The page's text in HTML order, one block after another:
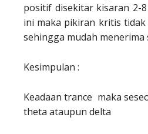
positif disekitar kisaran 2-
ini maka pikiran kritis
sehingga mudah menerima
Kesimpulan :
Keadaan trance maka
theta ataupun delta